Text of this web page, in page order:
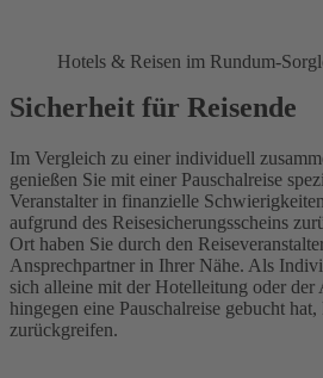
Hotels & Reisen im Rundum-
Sicherheit für Reisende
Im Vergleich zu einer individuell
genießen Sie mit einer Pauschalreise
Veranstalter in finanzielle
aufgrund des Reisesicherungsscheins
Ort haben Sie durch den
Ansprechpartner in Ihrer Nähe. Als
sich alleine mit der Hotelleitung oder der
hingegen eine Pauschalreise gebucht
zurückgreifen.